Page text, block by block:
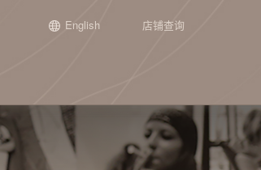
English 店铺查询